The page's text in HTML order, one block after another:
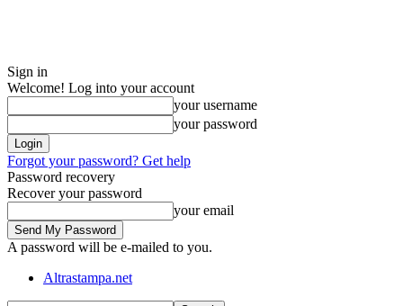
Sign in
Welcome! Log into your account
your username
your password
Forgot your password? Get help
Password recovery
Recover your password
your email
A password will be e-mailed to you.
Altrastampa.net